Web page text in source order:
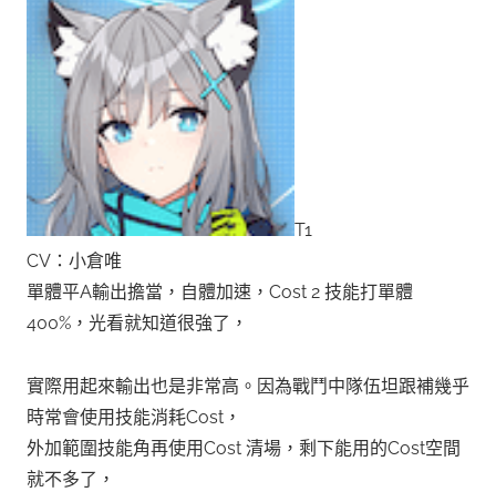
T1
CV：小倉唯
單體平A輸出擔當，自體加速，Cost 2 技能打單體
400%，光看就知道很強了，
實際用起來輸出也是非常高。因為戰鬥中隊伍坦跟補幾乎
時常會使用技能消耗Cost，
外加範圍技能角再使用Cost 清場，剩下能用的Cost空間
就不多了，